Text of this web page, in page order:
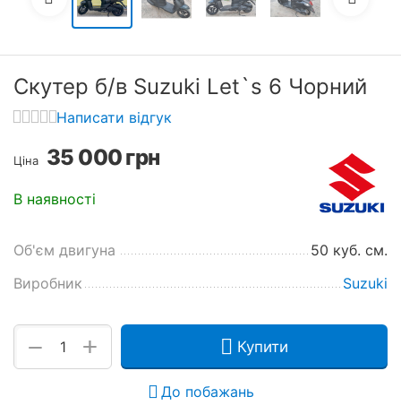
Скутер б/в Suzuki Let`s 6 Чорний
Написати відгук
Ціна 35 000грн
В наявності
Об'єм двигуна
50 куб. см.
Виробник
Suzuki
+
− Купити
До побажань